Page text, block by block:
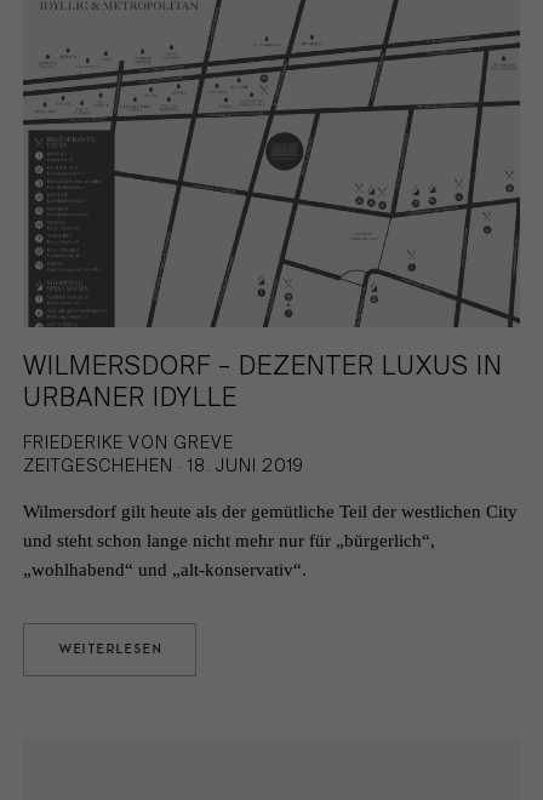
WILMERSDORF – DEZENTER LUXUS IN
URBANER IDYLLE
FRIEDERIKE VON GREVE
ZEITGESCHEHEN · 18. JUNI 2019
Wilmersdorf gilt heute als der gemütliche Teil der westlichen City
und steht schon lange nicht mehr nur für „bürgerlich“,
„wohlhabend“ und „alt-konservativ“.
WEITERLESEN